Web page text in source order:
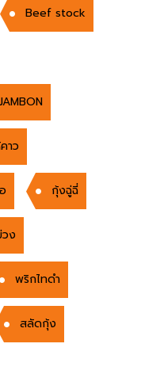
Beef stock
าว
กุ้งฉู่ฉี่
ง
พริกไทดำ
สลัดกุ้ง